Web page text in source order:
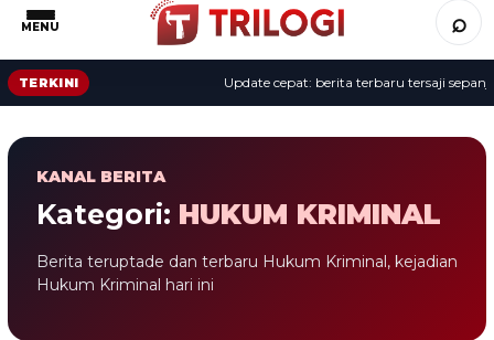
MENU ⌕
TERKINI Update cepat: berita terbaru tersaji sepanjang
KANAL BERITA
Kategori: HUKUM KRIMINAL
Berita teruptade dan terbaru Hukum Kriminal, kejadian
Hukum Kriminal hari ini